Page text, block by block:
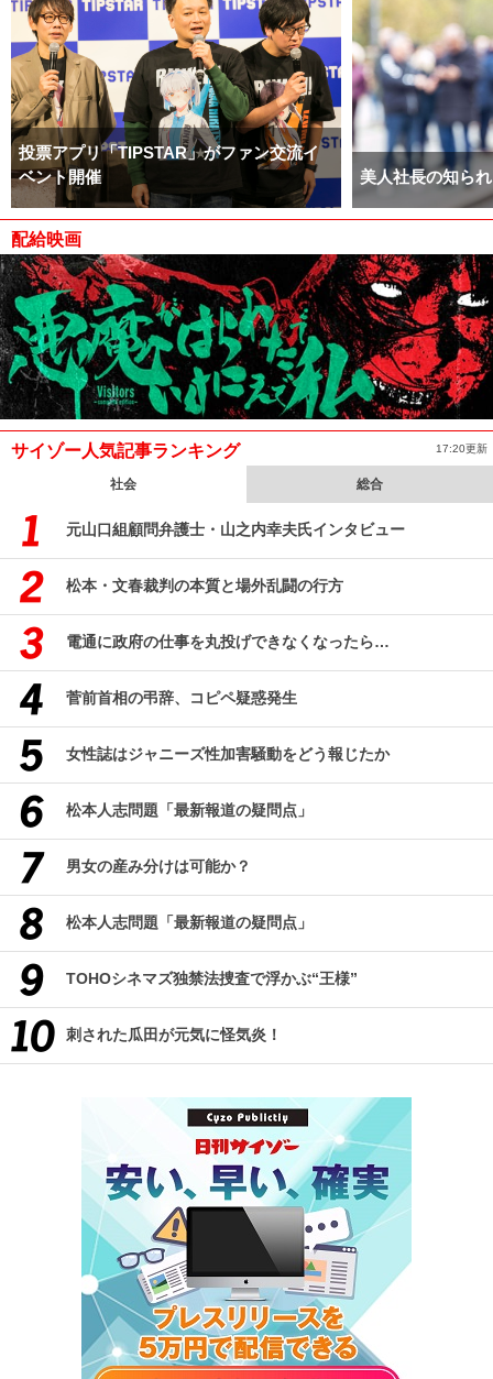
投票アプリ「TIPSTAR」がファン交流イ
ベント開催
美人社長の知ら
配給映画
サイゾー人気記事ランキング 17:20更新
社会 総合
元山口組顧問弁護士・山之内幸夫氏インタビュー
松本・文春裁判の本質と場外乱闘の行方
電通に政府の仕事を丸投げできなくなったら…
菅前首相の弔辞、コピペ疑惑発生
女性誌はジャニーズ性加害騒動をどう報じたか
松本人志問題「最新報道の疑問点」
男女の産み分けは可能か？
松本人志問題「最新報道の疑問点」
TOHOシネマズ独禁法捜査で浮かぶ“王様”
刺された瓜田が元気に怪気炎！